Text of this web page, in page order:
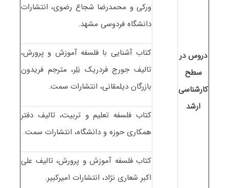
دروس در
سطح
کارشناسی
ارشد
ورکی و محمدرضا شجاع رضوی، انتشارات
دانشگاه فردوسی مشهد.
کتاب آشنایی با فلسفه آموزش و پرورش،
تالیف جورج فردریک نِلِر، مترجم فریدون
بازرگان دیلمقانی، انتشارات سمت.
کتاب فلسفه تعلیم و تربیت، تالیف دفتر
همکاری حوزه و دانشگاه، انتشارات سمت.
کتاب فلسفه آموزش و پرورش، تالیف علی
اکبر شعاری نژاد، انتشارات امیرکبیر.